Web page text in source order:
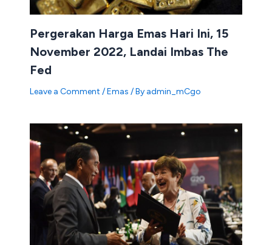
Pergerakan Harga Emas Hari Ini, 15
November 2022, Landai Imbas The
Fed
Leave a Comment /Emas / By admin_mCgo